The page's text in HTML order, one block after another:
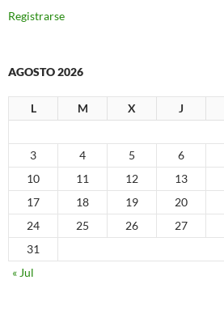
Registrarse
AGOSTO 2026
L M X J
3
4 5 6
10
11 12 13
17
18 19 20
24
25 26 27
31
« Jul